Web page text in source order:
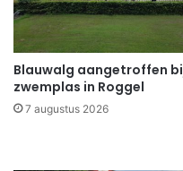
Blauwalg aangetroffen
zwemplas in Roggel
7 augustus 2026